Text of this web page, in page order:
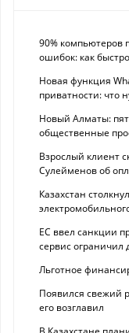
90% компьютеров
ошибок: как
Новая функция
приватности: что
Новый Алматы:
общественные
Взрослый клиент
Сулейменов об
Казахстан
ЕС ввел санкции
сервис ограничил
Льготное
Появился свежий
его возглавил